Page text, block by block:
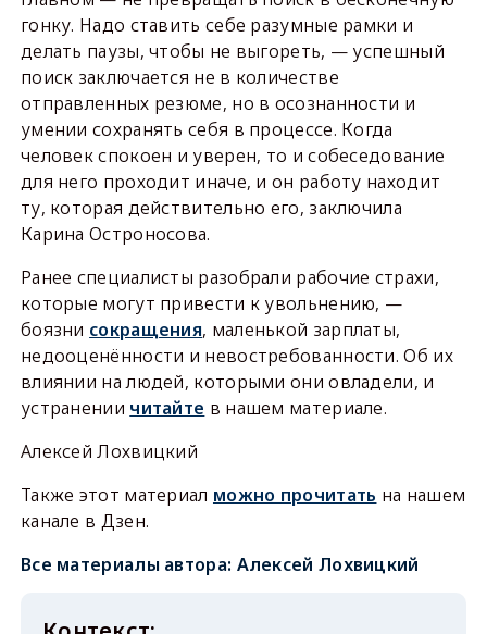
гонку. Надо ставить себе разумные рамки и
делать паузы, чтобы не выгореть, — успешный
поиск заключается не в количестве
отправленных резюме, но в осознанности и
умении сохранять себя в процессе. Когда
человек спокоен и уверен, то и собеседование
для него проходит иначе, и он работу находит
ту, которая действительно его, заключила
Карина Остроносова.
Ранее специалисты разобрали рабочие страхи,
которые могут привести к увольнению, —
боязни сокращения, маленькой зарплаты,
недооценённости и невостребованности. Об их
влиянии на людей, которыми они овладели, и
устранении читайте в нашем материале.
Алексей Лохвицкий
Также этот материал можно прочитать на нашем
канале в Дзен.
Все материалы автора: Алексей Лохвицкий